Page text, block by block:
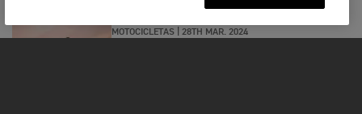
MOTOCICLETAS 28TH MAR. 2024